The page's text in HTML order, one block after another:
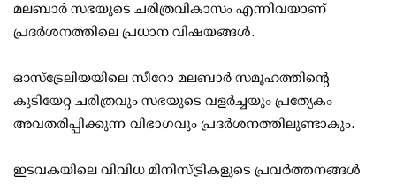
മലബാർ സഭയുടെ ചരിത്രവികാസം എന്നിവയാണ്
പ്രദർശനത്തിലെ പ്രധാന വിഷയങ്ങൾ.
ഓസ്‌ട്രേലിയയിലെ സീറോ മലബാർ സമൂഹത്തിന്റെ
കുടിയേറ്റ ചരിത്രവും സഭയുടെ വളർച്ചയും പ്രത്യേകം
അവതരിപ്പിക്കുന്ന വിഭാഗവും പ്രദർശനത്തിലുണ്ടാകും.
ഇടവകയിലെ വിവിധ മിനിസ്ട്രികളുടെ പ്രവർത്തനങ്ങൾ